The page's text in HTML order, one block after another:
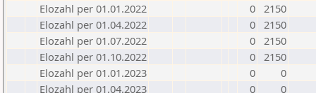
Elozahl per 01.01.2022
0 2150
Elozahl per 01.04.2022
0 2150
Elozahl per 01.07.2022
0 2150
Elozahl per 01.10.2022
0 2150
Elozahl per 01.01.2023
0
0
Elozahl per 01.04.2023
0
0